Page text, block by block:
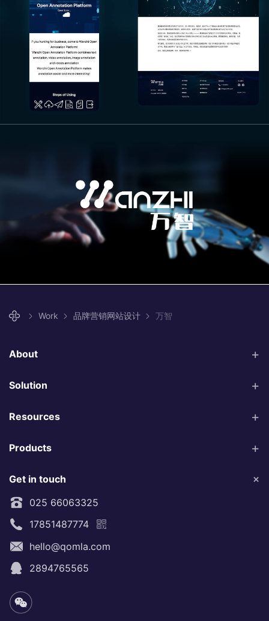
Work 品牌营销网站设计 万智
About
Solution
Resources
Products
Get in touch
025 66063325
17851487774
hello@qomla.com
2894765565